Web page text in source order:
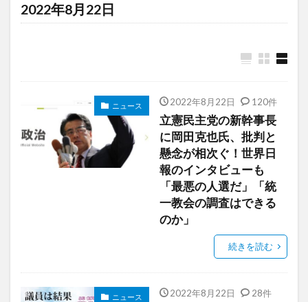
2022年8月22日
ニュース 2022年8月22日 120件
立憲民主党の新幹事長
に岡田克也氏、批判と
懸念が相次ぐ！世界日
報のインタビューも
「最悪の人選だ」「統
一教会の調査はできる
のか」
続きを読む
ニュース 2022年8月22日 28件